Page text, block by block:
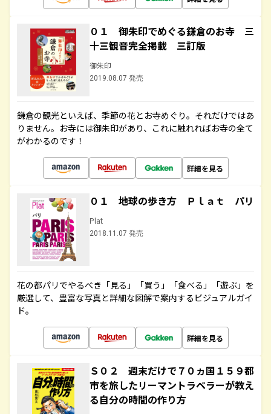
０１ 御朱印でめぐる鎌倉のお寺 三
十三観音完全掲載 三訂版
御朱印
2019.08.07 発売
鎌倉の観光といえば、季節の花とお寺めぐり。それだけではあ
りません。お寺には御朱印があり、これに触れればお寺の全て
がわかるのです！
詳細を見る
０１ 地球の歩き方 Ｐｌａｔ パリ
Plat
2018.11.07 発売
花の都パリでやるべき「見る」「買う」「食べる」「遊ぶ」を
厳選して、豊富な写真と詳細な図解で案内するビジュアルガイ
ド。
詳細を見る
Ｓ０２ 週末だけで７０ヵ国１５９都
市を旅したリーマントラベラーが教え
る自分の時間の作り方